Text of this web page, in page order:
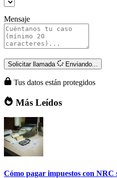
Mensaje
Solicitar llamada Enviando...
Tus datos están protegidos
Más Leídos
Cómo pagar impuestos con NRC